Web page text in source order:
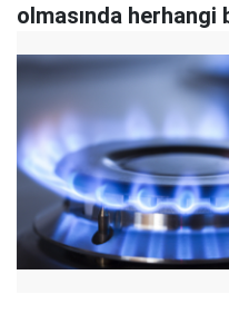
olmasında herhangi